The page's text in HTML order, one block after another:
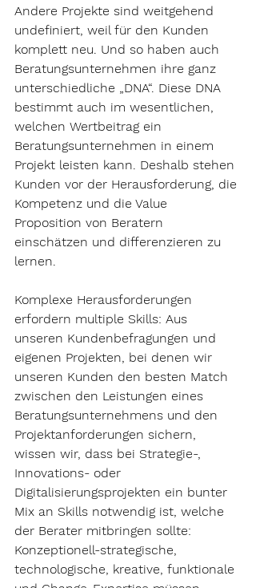
Andere Projekte sind weitgehend
undefiniert, weil für den Kunden
komplett neu. Und so haben auch
Beratungsunternehmen ihre ganz
unterschiedliche „DNA“. Diese DNA
bestimmt auch im wesentlichen,
welchen Wertbeitrag ein
Beratungsunternehmen in einem
Projekt leisten kann. Deshalb stehen
Kunden vor der Herausforderung, die
Kompetenz und die Value
Proposition von Beratern
einschätzen und differenzieren zu
lernen.
Komplexe Herausforderungen
erfordern multiple Skills: Aus
unseren Kundenbefragungen und
eigenen Projekten, bei denen wir
unseren Kunden den besten Match
zwischen den Leistungen eines
Beratungsunternehmens und den
Projektanforderungen sichern,
wissen wir, dass bei Strategie-,
Innovations- oder
Digitalisierungsprojekten ein bunter
Mix an Skills notwendig ist, welche
der Berater mitbringen sollte:
Konzeptionell-strategische,
technologische, kreative, funktionale